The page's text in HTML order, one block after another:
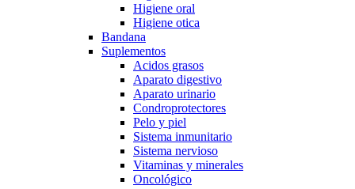
Higiene oral
Higiene otica
Bandana
Suplementos
Acidos grasos
Aparato digestivo
Aparato urinario
Condroprotectores
Pelo y piel
Sistema inmunitario
Sistema nervioso
Vitaminas y minerales
Oncológico